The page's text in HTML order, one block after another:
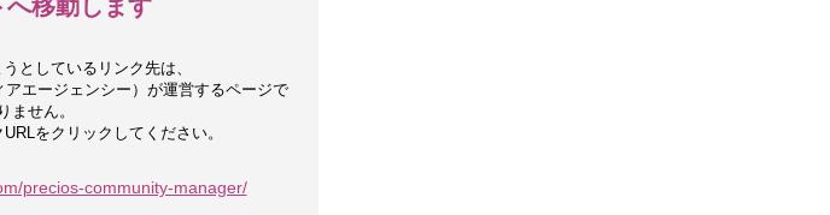
へ移動します
としているリンク先は、
エージェンシー）が運営するページで
ません。
をクリックしてください。
precios-community-manager/